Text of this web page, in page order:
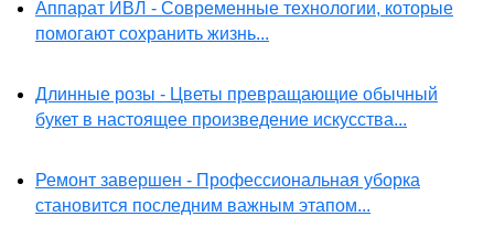
Аппарат ИВЛ - Современные технологии, которые
помогают сохранить жизнь...
Длинные розы - Цветы превращающие обычный
букет в настоящее произведение искусства...
Ремонт завершен - Профессиональная уборка
становится последним важным этапом...